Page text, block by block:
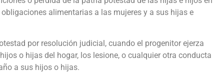
alimentarias a las mujeres y a sus hijas e
por resolución judicial, cuando el progenitor ejerza
o hijas del hogar, los lesione, o cualquier otra conducta
a sus hijos o hijas.